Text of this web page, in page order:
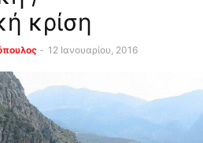
κρίση
- 12 Ιανουαρίου, 2016